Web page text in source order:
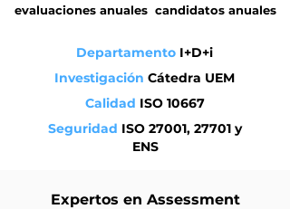
evaluaciones anuales candidatos anuales
Departamento I+D+i
Investigación Cátedra UEM
Calidad ISO 10667
Seguridad ISO 27001, 27701 y
ENS
Expertos en Assessment